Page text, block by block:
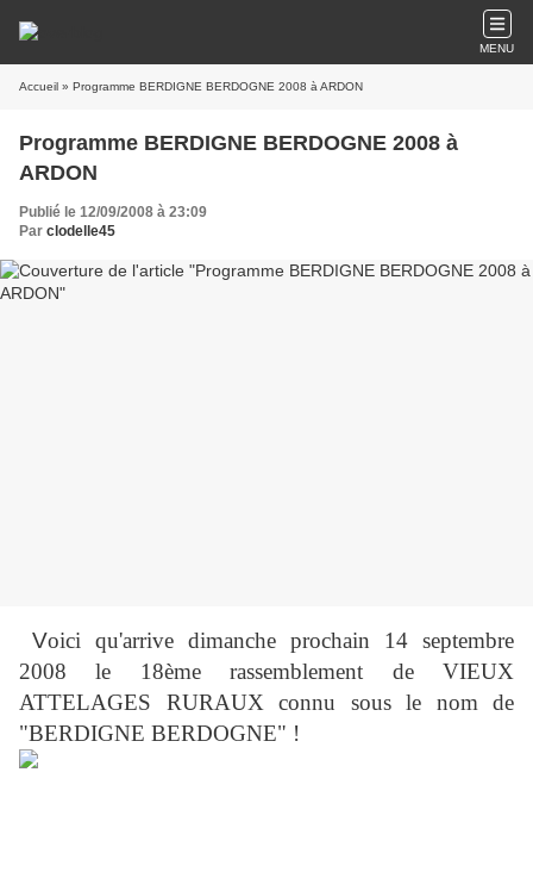
MENU
Accueil » Programme BERDIGNE BERDOGNE 2008 à ARDON
Programme BERDIGNE BERDOGNE 2008 à
ARDON
Publié le 12/09/2008 à 23:09
Par clodelle45
Voici qu'arrive dimanche prochain 14 septembre
2008 le 18ème rassemblement de VIEUX
ATTELAGES RURAUX connu sous le nom de
"BERDIGNE BERDOGNE" !